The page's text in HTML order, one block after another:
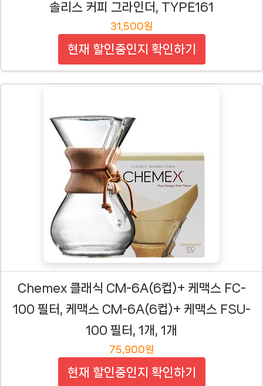
솔리스 커피 그라인더, TYPE161
31,500원
현재 할인중인지 확인하기
Chemex 클래식 CM-6A(6컵)+ 케맥스 FC-
100 필터, 케맥스 CM-6A(6컵)+ 케맥스 FSU-
100 필터, 1개, 1개
75,900원
현재 할인중인지 확인하기